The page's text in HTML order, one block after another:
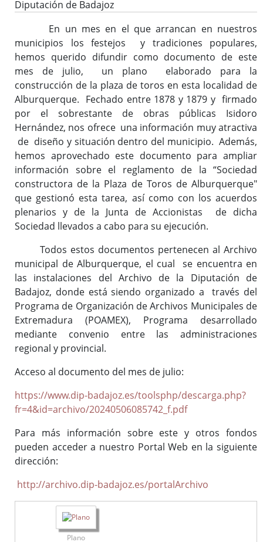
Reglamento y Procedimientos
Recursos
Enlaces de interés
Asistencia Técnica a Archivos Municipales
Documento del Mes
Exposiciones
Formación y colaboración con la Facultad de Ciencias de la
Documentación y la Comunicación de la Uex
Visitas en grupo
Otras Actividades
Guía del Archivo de la Diputación Provincial de Badajoz
(ISAD-G)
Fondos documentales
Cuadro de Clasificación
Gestión Documental
Biblioteca auxiliar
Publicaciones
Portal de Archivo
Biblioteca Auxiliar
Archivo digital
Boletín Oficial de la Provincia de Badajoz (desde 1835)
Histórico de diputados
Solicitud de información
Diputación de Badajoz
En un mes en el que arrancan en nuestros
municipios los festejos y tradiciones populares,
hemos querido difundir como documento de este
mes de julio, un plano elaborado para la
construcción de la plaza de toros en esta localidad de
Alburquerque. Fechado entre 1878 y 1879 y firmado
por el sobrestante de obras públicas Isidoro
Hernández, nos ofrece una información muy atractiva
de diseño y situación dentro del municipio. Además,
hemos aprovechado este documento para ampliar
información sobre el reglamento de la “Sociedad
constructora de la Plaza de Toros de Alburquerque"
que gestionó esta tarea, así como con los acuerdos
plenarios y de la Junta de Accionistas de dicha
Sociedad llevados a cabo para su ejecución.
Todos estos documentos pertenecen al Archivo
municipal de Alburquerque, el cual se encuentra en
las instalaciones del Archivo de la Diputación de
Badajoz, donde está siendo organizado a través del
Programa de Organización de Archivos Municipales de
Extremadura (POAMEX), Programa desarrollado
mediante convenio entre las administraciones
regional y provincial.
Acceso al documento del mes de julio:
https://www.dip-badajoz.es/toolsphp/descarga.php?
fr=4&id=archivo/20240506085742_f.pdf
Para más información sobre este y otros fondos
pueden acceder a nuestro Portal Web en la siguiente
dirección:
http://archivo.dip-badajoz.es/portalArchivo
Plano